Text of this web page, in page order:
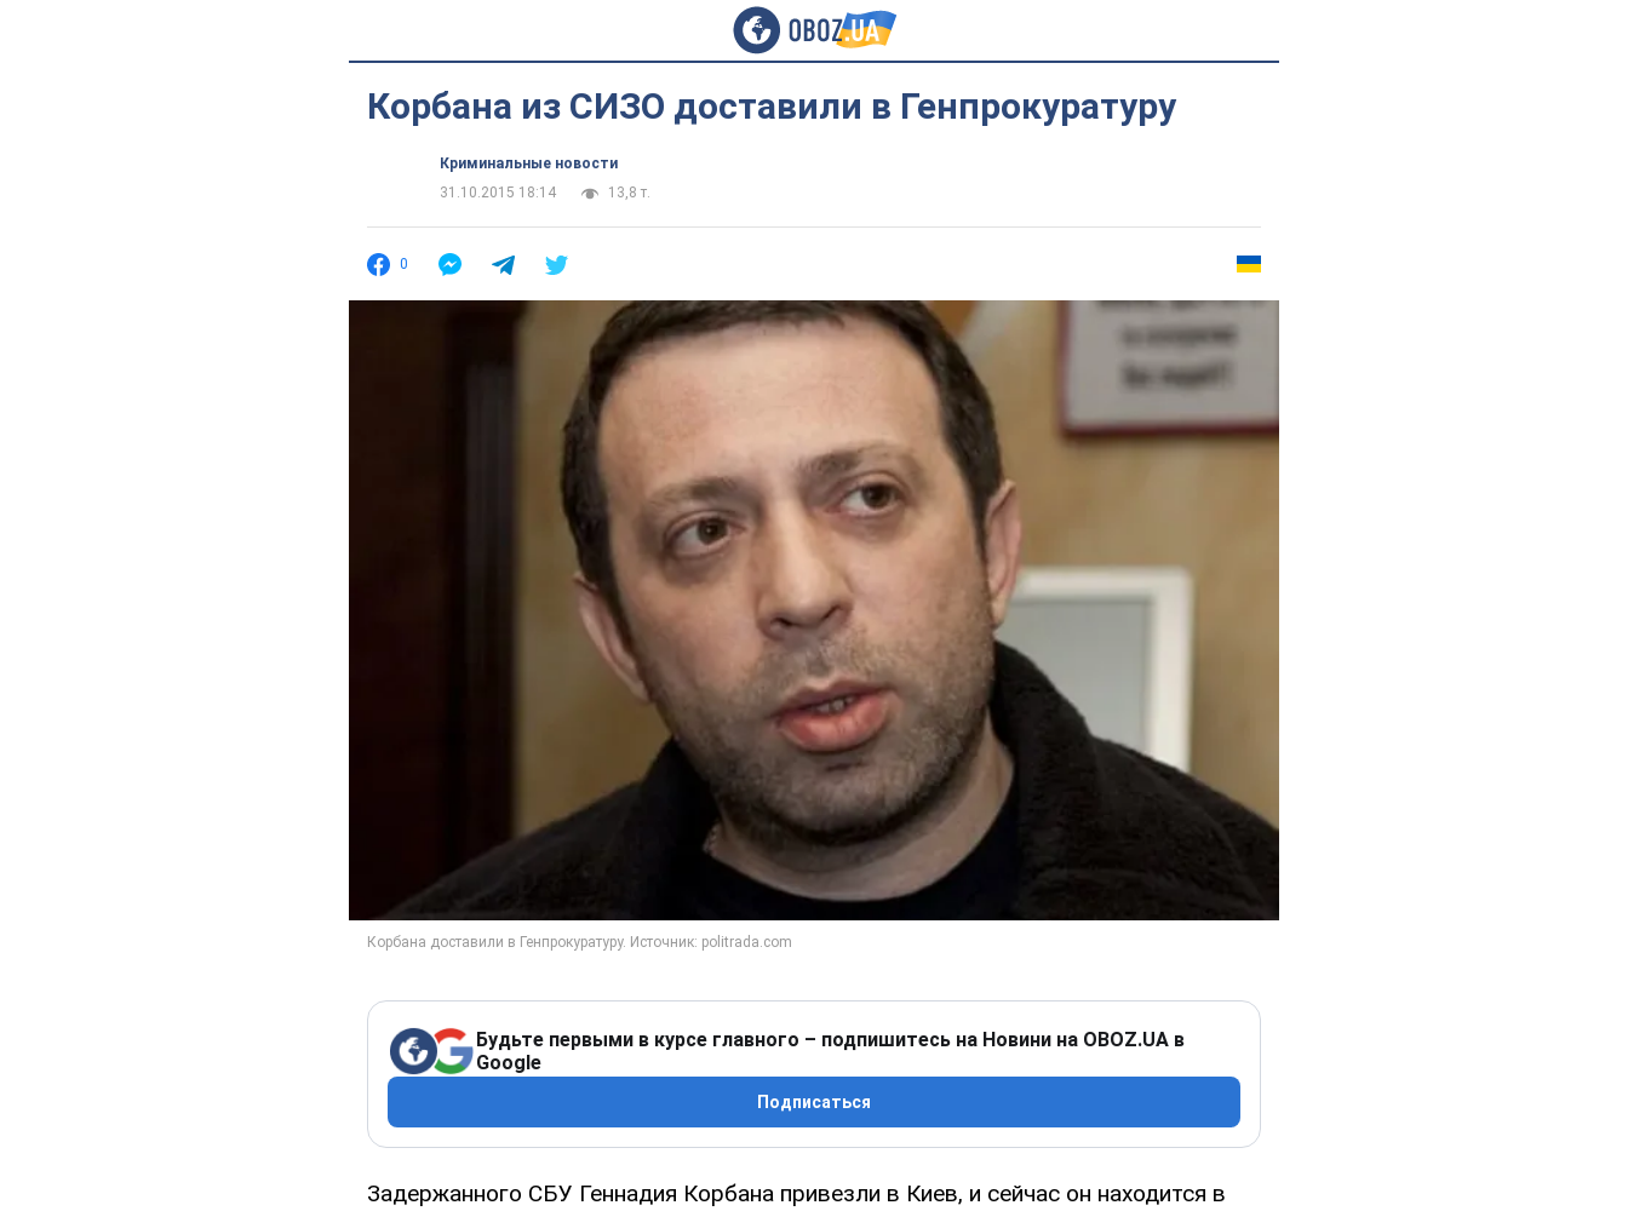
Корбана из СИЗО доставили в Генпрокуратуру
Криминальные новости
31.10.2015 18:14
13,8 т.
0
Будьте первыми в курсе главного – подпишитесь на Новини на OBOZ.UA в
Google
Подписаться
Задержанного СБУ Геннадия Корбана привезли в Киев, и сейчас он находится в